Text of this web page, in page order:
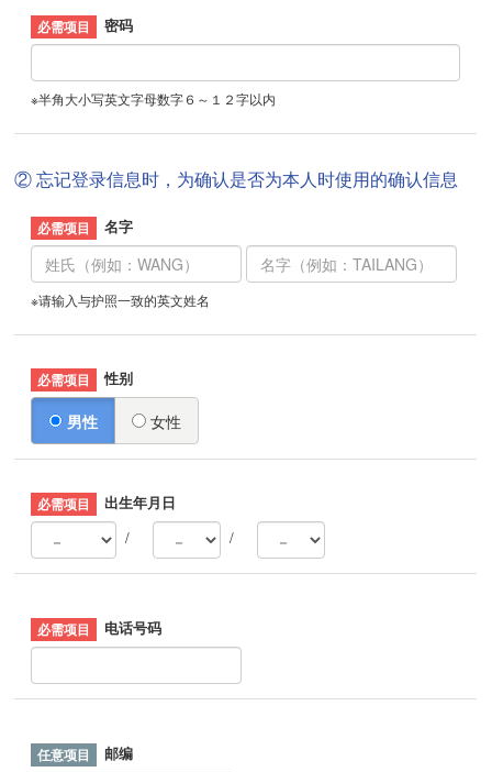
密码
※半角大小写英文字母数字６～１２字以内
② 忘记登录信息时，为确认是否为本人时使用的确认信息
名字
※请输入与护照一致的英文姓名
性别
男性 女性
出生年月日
/
/
电话号码
邮编